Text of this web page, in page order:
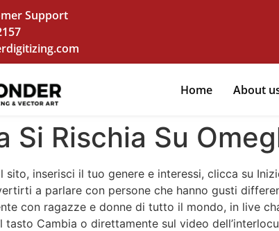
Support
Home About
Si Rischia Su
sito, inserisci il tuo genere e interessi, clicca su
a parlare con persone che hanno gusti
con ragazze e donne di tutto il mondo, in live
tasto Cambia o direttamente sul video